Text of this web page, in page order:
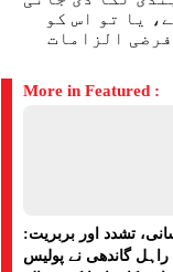
یا تو اس کو
الزامات
More in Featured :
تشدد اور بربریت:
راہل گاندھی نے پولیس